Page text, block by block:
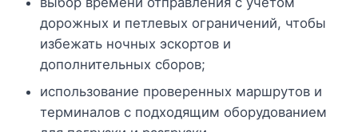
дорожных и петлевых ограничений, чтобы
избежать ночных эскортов и
дополнительных сборов;
использование проверенных маршрутов и
терминалов с подходящим оборудованием